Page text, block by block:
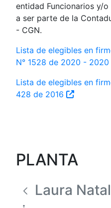
entidad Funcionarios y/
a ser parte de la
- CGN.
Lista de elegibles en
N° 1528 de 2020 -
Lista de elegibles en
428 de 2016
PLANTA
Laura